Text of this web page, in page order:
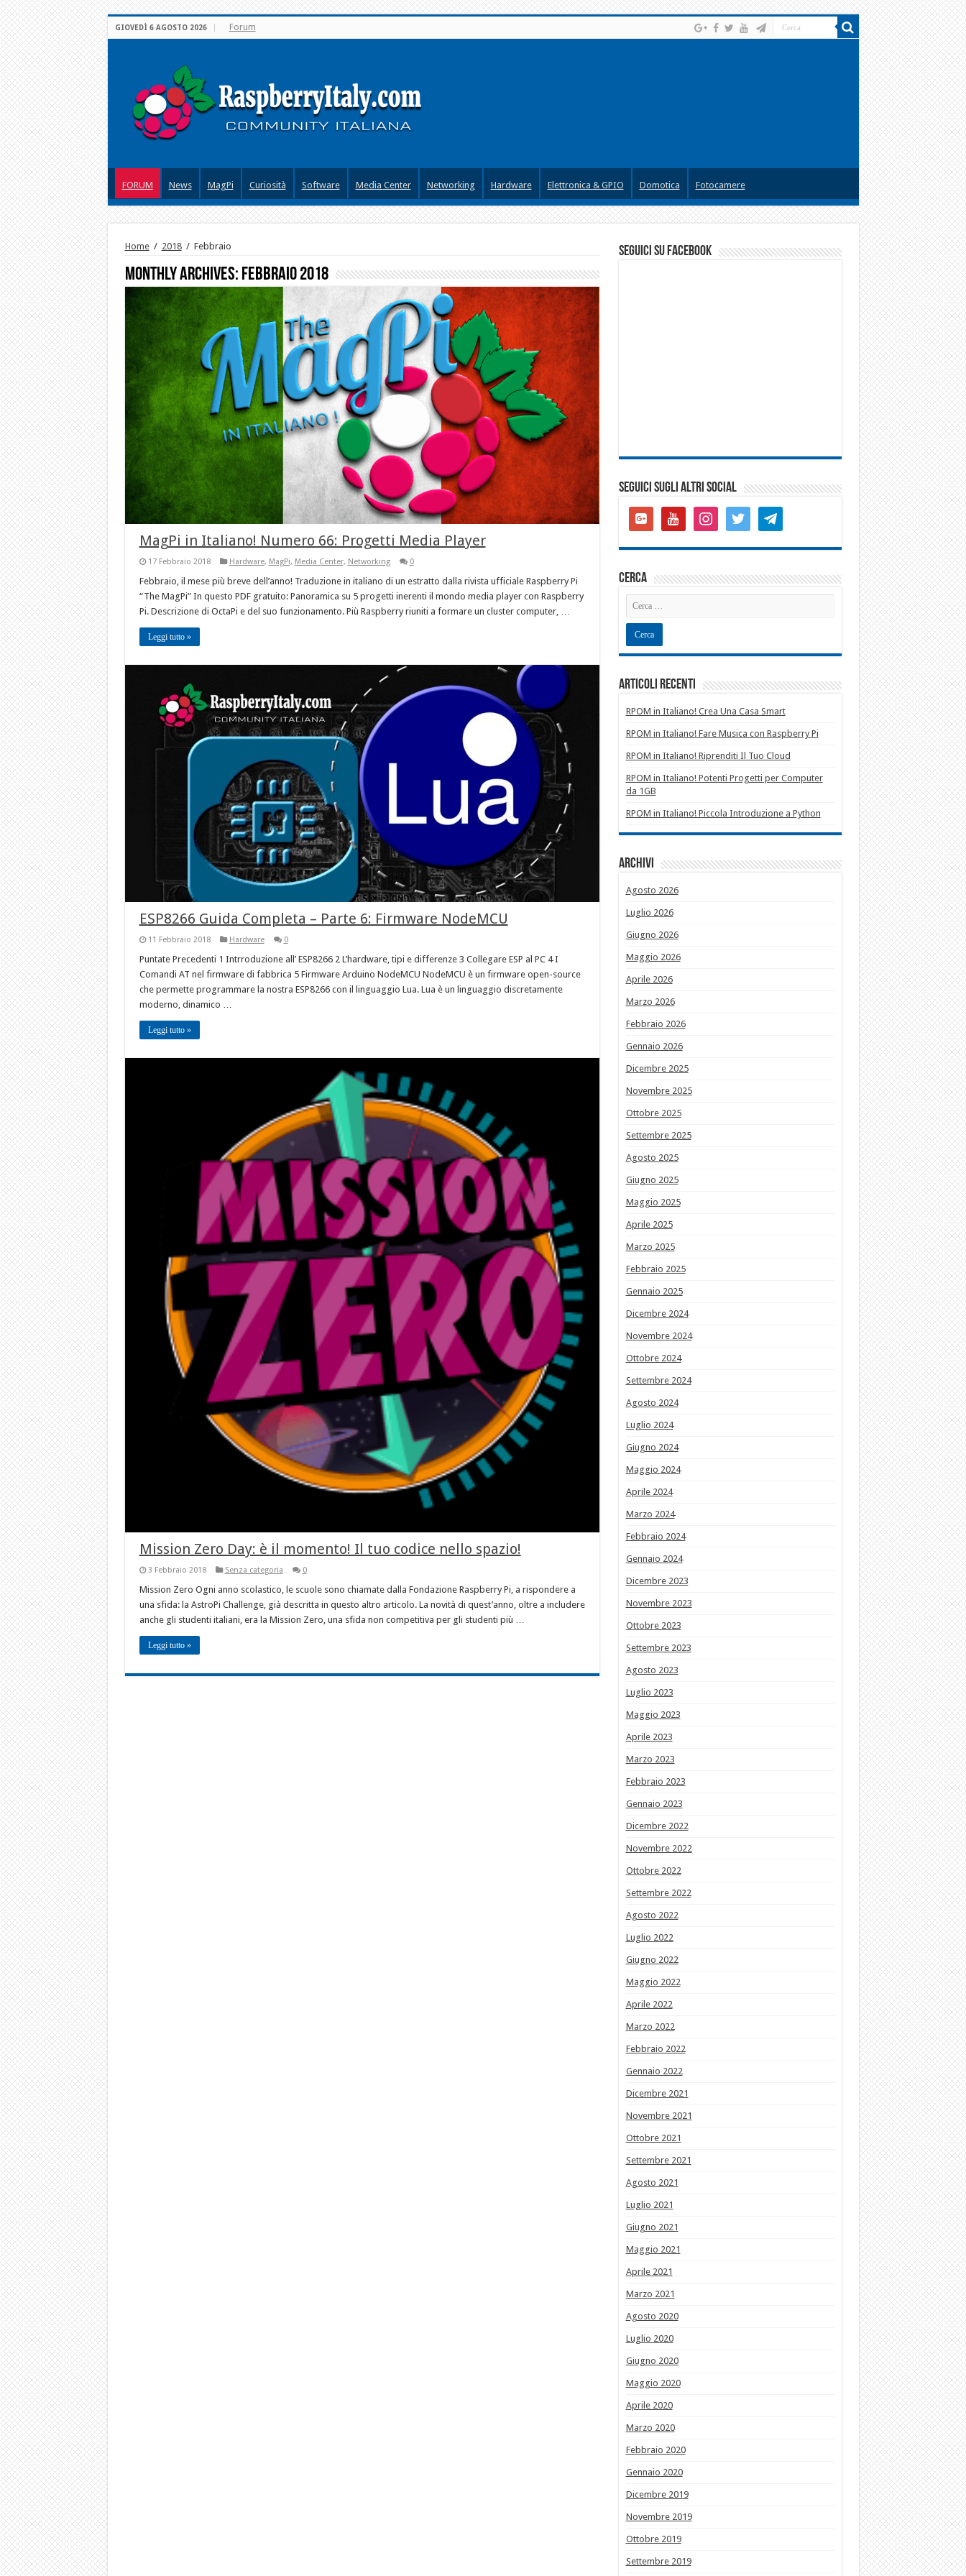
GIOVEDÌ 6 AGOSTO 2026 Forum
FORUM News MagPi Curiosità Software Media Center Networking Hardware Elettronica & GPIO Domotica Fotocamere
Home / 2018 / Febbraio
Monthly Archives: Febbraio 2018
MagPi in Italiano! Numero 66: Progetti Media Player
17 Febbraio 2018 Hardware, MagPi, Media Center, Networking 0
Febbraio, il mese più breve dell’anno! Traduzione in italiano di un estratto dalla rivista ufficiale Raspberry Pi
“The MagPi” In questo PDF gratuito: Panoramica su 5 progetti inerenti il mondo media player con Raspberry
Pi. Descrizione di OctaPi e del suo funzionamento. Più Raspberry riuniti a formare un cluster computer, …
Leggi tutto »
ESP8266 Guida Completa – Parte 6: Firmware NodeMCU
11 Febbraio 2018 Hardware 0
Puntate Precedenti 1 Intrroduzione all’ ESP8266 2 L’hardware, tipi e differenze 3 Collegare ESP al PC 4 I
Comandi AT nel firmware di fabbrica 5 Firmware Arduino NodeMCU NodeMCU è un firmware open-source
che permette programmare la nostra ESP8266 con il linguaggio Lua. Lua è un linguaggio discretamente
moderno, dinamico …
Leggi tutto »
Mission Zero Day: è il momento! Il tuo codice nello spazio!
3 Febbraio 2018 Senza categoria 0
Mission Zero Ogni anno scolastico, le scuole sono chiamate dalla Fondazione Raspberry Pi, a rispondere a
una sfida: la AstroPi Challenge, già descritta in questo altro articolo. La novità di quest’anno, oltre a includere
anche gli studenti italiani, era la Mission Zero, una sfida non competitiva per gli studenti più …
Leggi tutto »
seguici su facebook
SEGUICI SUGLI ALTRI SOCIAL
google-
plus-
youtube instagramtwitter telegram
cerca
Articoli recenti
RPOM in Italiano! Crea Una Casa Smart
RPOM in Italiano! Fare Musica con Raspberry Pi
RPOM in Italiano! Riprenditi Il Tuo Cloud
RPOM in Italiano! Potenti Progetti per Computer
da 1GB
RPOM in Italiano! Piccola Introduzione a Python
Archivi
Agosto 2026
Luglio 2026
Giugno 2026
Maggio 2026
Aprile 2026
Marzo 2026
Febbraio 2026
Gennaio 2026
Dicembre 2025
Novembre 2025
Ottobre 2025
Settembre 2025
Agosto 2025
Giugno 2025
Maggio 2025
Aprile 2025
Marzo 2025
Febbraio 2025
Gennaio 2025
Dicembre 2024
Novembre 2024
Ottobre 2024
Settembre 2024
Agosto 2024
Luglio 2024
Giugno 2024
Maggio 2024
Aprile 2024
Marzo 2024
Febbraio 2024
Gennaio 2024
Dicembre 2023
Novembre 2023
Ottobre 2023
Settembre 2023
Agosto 2023
Luglio 2023
Maggio 2023
Aprile 2023
Marzo 2023
Febbraio 2023
Gennaio 2023
Dicembre 2022
Novembre 2022
Ottobre 2022
Settembre 2022
Agosto 2022
Luglio 2022
Giugno 2022
Maggio 2022
Aprile 2022
Marzo 2022
Febbraio 2022
Gennaio 2022
Dicembre 2021
Novembre 2021
Ottobre 2021
Settembre 2021
Agosto 2021
Luglio 2021
Giugno 2021
Maggio 2021
Aprile 2021
Marzo 2021
Agosto 2020
Luglio 2020
Giugno 2020
Maggio 2020
Aprile 2020
Marzo 2020
Febbraio 2020
Gennaio 2020
Dicembre 2019
Novembre 2019
Ottobre 2019
Settembre 2019